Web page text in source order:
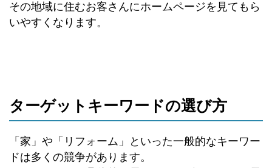
その地域に住むお客さんにホームページを見てもら
いやすくなります。
ターゲットキーワードの選び方
「家」や「リフォーム」といった一般的なキーワー
ドは多くの競争があります。